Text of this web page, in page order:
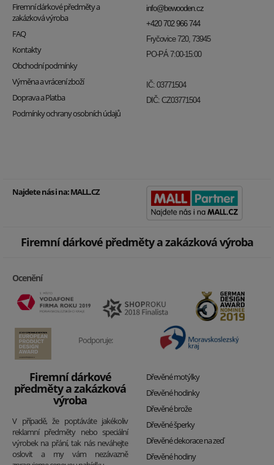
Firemní dárkové předměty a
zakázková výroba
FAQ
Kontakty
Obchodní podmínky
Výměna a vrácení zboží
Doprava a Platba
Podmínky ochrany osobních údajů
info@bewooden.cz
+420 702 966 744
Fryčovice 720, 73945
PO-PÁ 7:00-15:00
IČ: 03771504
DIČ: CZ03771504
Najdete nás i na:MALL.CZ
Firemní dárkové předměty a zakázková výroba
Ocenění
Podporuje:
Firemní dárkové
předměty a zakázková
výroba
V případě, že poptáváte jakékoliv
reklamní předměty nebo speciální
výrobek na přání, tak nás neváhejte
oslovit a my vám nezávazně
Dřevěné motýlky
Dřevěné hodinky
Dřevěné brože
Dřevěné šperky
Dřevěné dekorace na zeď
Dřevěné hodiny